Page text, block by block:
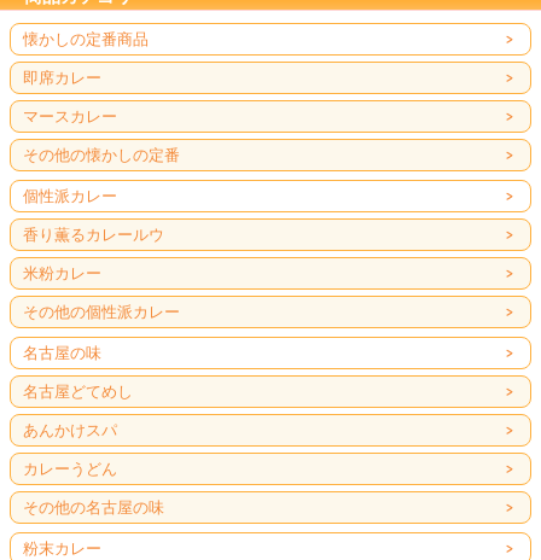
懐かしの定番商品
即席カレー
マースカレー
その他の懐かしの定番
個性派カレー
香り薫るカレールウ
米粉カレー
その他の個性派カレー
名古屋の味
名古屋どてめし
あんかけスパ
カレーうどん
その他の名古屋の味
粉末カレー